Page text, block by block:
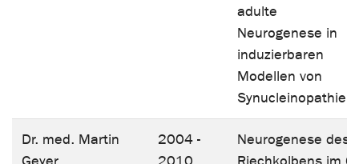
adulte
Neurogenese in
induzierbaren
Modellen von
Synucleinopathien
Dr. med. Martin
2004 -
Neurogenese des